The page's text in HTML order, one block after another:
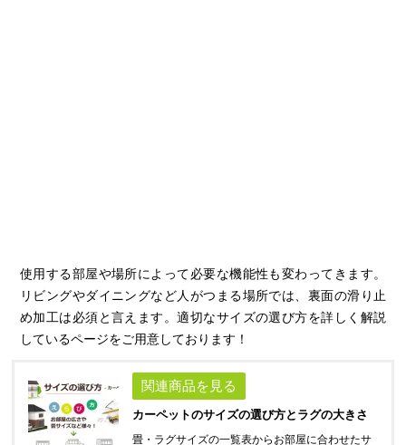
使用する部屋や場所によって必要な機能性も変わってきます。
リビングやダイニングなど人がつまる場所では、裏面の滑り止
め加工は必須と言えます。適切なサイズの選び方を詳しく解説
しているページをご用意しております！
関連商品を見る
カーペットのサイズの選び方とラグの大きさ
畳・ラグサイズの一覧表からお部屋に合わせたサ